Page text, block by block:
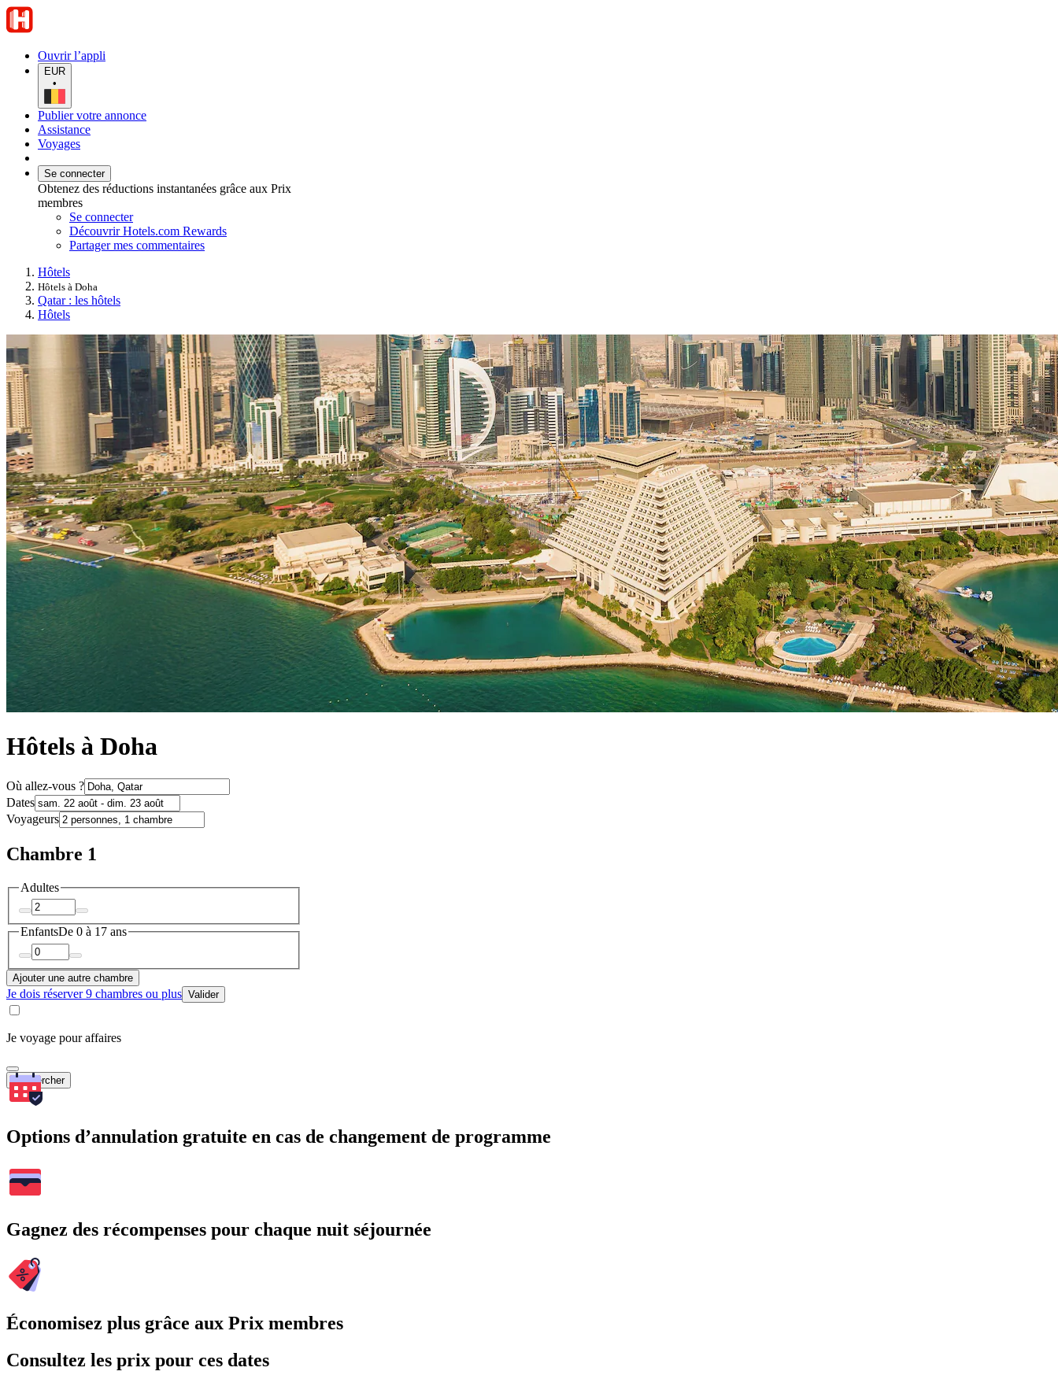
Ouvrir l’appli
EUR
•
Publier votre annonce
Assistance
Voyages
Se connecter
Obtenez des réductions instantanées grâce aux Prix
membres
Se connecter
Découvrir Hotels.com Rewards
Partager mes commentaires
Hôtels
Hôtels à Doha
Qatar : les hôtels
Hôtels
Hôtels à Doha
Où allez-vous ?
Dates
Voyageurs
Chambre 1
Adultes
EnfantsDe 0 à 17 ans
Ajouter une autre chambre
Je dois réserver 9 chambres ou plus Valider
Je voyage pour affaires
Rechercher
Options d’annulation gratuite en cas de changement de programme
Gagnez des récompenses pour chaque nuit séjournée
Économisez plus grâce aux Prix membres
Consultez les prix pour ces dates